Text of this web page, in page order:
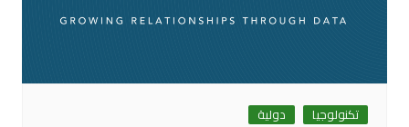
تكنولوجيا دولية